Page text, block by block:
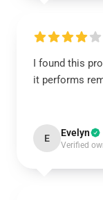
I found this
it performs
E Evelyn
Verified